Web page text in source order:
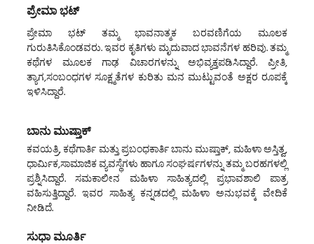
ಪ್ರೇಮಾ ಭಟ್
ಪ್ರೇಮಾ ಭಟ್ ತಮ್ಮ ಭಾವನಾತ್ಮಕ ಬರವಣಿಗೆಯ ಮೂಲಕ
ಗುರುತಿಸಿಕೊಂಡವರು. ಇವರ ಕೃತಿಗಳು ಮೃದುವಾದ ಭಾವನೆಗಳ ಹರಿವು. ತಮ್ಮ
ಕಥೆಗಳ ಮೂಲಕ ಗಾಢ ವಿಚಾರಗಳನ್ನು ಅಭಿವ್ಯಕ್ತಪಡಿಸಿದ್ದಾರೆ. ಪ್ರೀತಿ,
ತ್ಯಾಗ,ಸಂಬಂಧಗಳ ಸೂಕ್ಷ್ಮತೆಗಳ ಕುರಿತು ಮನ ಮುಟ್ಟುವಂತೆ ಅಕ್ಷರ ರೂಪಕ್ಕೆ
ಇಳಿಸಿದ್ದಾರೆ.
ಬಾನು ಮುಷ್ತಾಕ್
ಕವಯತ್ರಿ, ಕಥೆಗಾರ್ತಿ ಮತ್ತು ಪ್ರಬಂಧಕಾರ್ತಿ ಬಾನು ಮುಷ್ತಾಕ್, ಮಹಿಳಾ ಅಸ್ತಿತ್ವ,
ಧಾರ್ಮಿಕ,ಸಾಮಾಜಿಕ ವ್ಯವಸ್ಥೆಗಳು ಹಾಗೂ ಸಂಘರ್ಷಗಳನ್ನು ತಮ್ಮ ಬರಹಗಳಲ್ಲಿ
ಪ್ರಶ್ನಿಸಿದ್ದಾರೆ. ಸಮಕಾಲೀನ ಮಹಿಳಾ ಸಾಹಿತ್ಯದಲ್ಲಿ ಪ್ರಭಾವಶಾಲಿ ಪಾತ್ರ
ವಹಿಸುತ್ತಿದ್ದಾರೆ. ಇವರ ಸಾಹಿತ್ಯ ಕನ್ನಡದಲ್ಲಿ ಮಹಿಳಾ ಅನುಭವಕ್ಕೆ ವೇದಿಕೆ
ನೀಡಿದೆ.
ಸುಧಾ ಮೂರ್ತಿ